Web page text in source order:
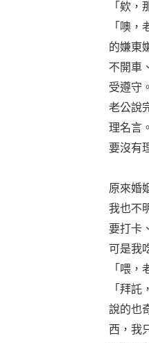
「欸
「噢
的嫌東
不開車
受遵守
老公說
理名言
要沒有
原來婚
我也不
要打卡
可是我
「喂
「拜
說的也
西，我